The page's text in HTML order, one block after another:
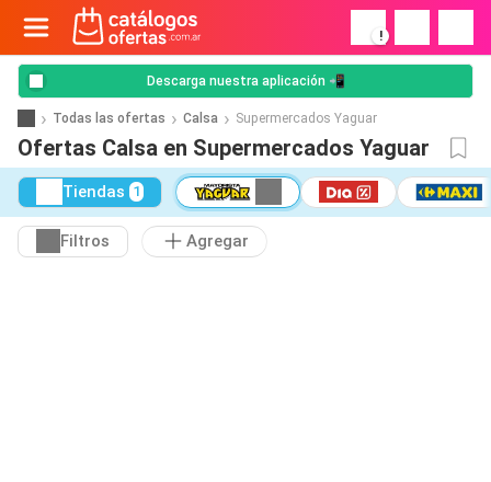
!
Descarga nuestra aplicación 📲
Todas las ofertas Calsa Supermercados Yaguar
Ofertas Calsa en Supermercados Yaguar
Tiendas 1
Filtros Agregar